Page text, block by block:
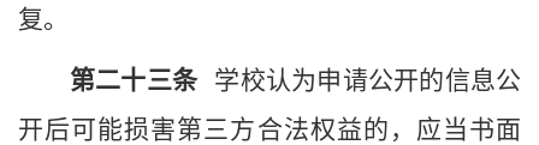
复。
第二十三条 学校认为申请公开的信息公
开后可能损害第三方合法权益的，应当书面